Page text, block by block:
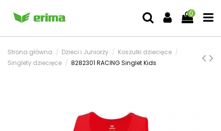
0
Strona główna Dzieci i Juniorzy
Koszulki dziecięce
Singlety dziecięce
8282301 RACING Singlet Kids